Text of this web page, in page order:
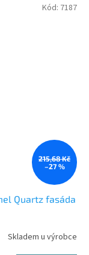
215,68 Kč
–27 %
Quartz fasáda
Skladem u výrobce
Kód: 7187